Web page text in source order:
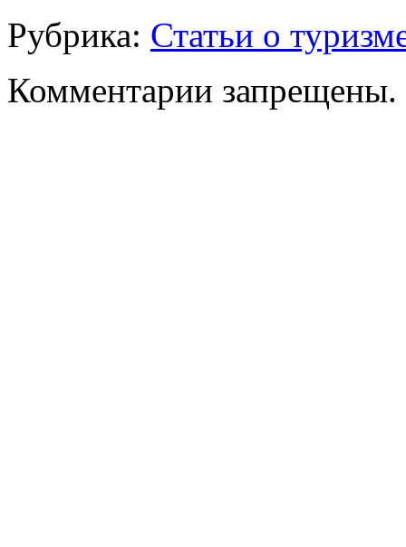
Рубрика: Статьи о
Комментарии запрещены.